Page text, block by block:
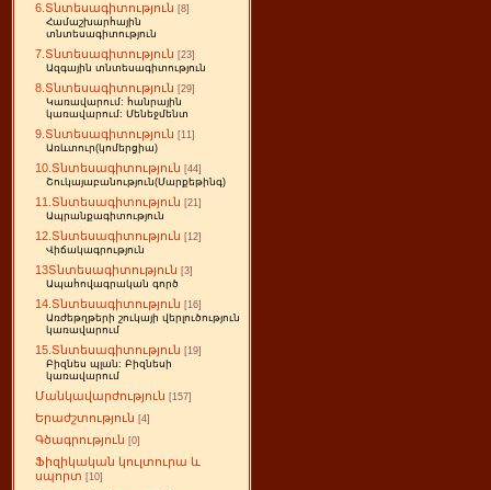
6.Տնտեսագիտություն [8]
Համաշխարհային
տնտեսագիտություն
7.Տնտեսագիտություն [23]
Ազգային տնտեսագիտություն
8.Տնտեսագիտություն [29]
Կառավարում: հանրային
կառավարում: Մենեջմենտ
9.Տնտեսագիտություն [11]
Առևտուր(կոմերցիա)
10.Տնտեսագիտություն [44]
Շուկայաբանություն(Մարքեթինգ)
11.Տնտեսագիտություն [21]
Ապրանքագիտություն
12.Տնտեսագիտություն [12]
Վիճակագրություն
13Տնտեսագիտություն [3]
Ապահովագրական գործ
14.Տնտեսագիտություն [16]
Առժեթղթերի շուկայի վերլուծություն
կառավարում
15.Տնտեսագիտություն [19]
Բիզնես պլան: Բիզնեսի
կառավարում
Մանկավարժություն [157]
Երաժշտություն [4]
Գծագրություն [0]
Ֆիզիկական կուլտուրա և
սպորտ [10]